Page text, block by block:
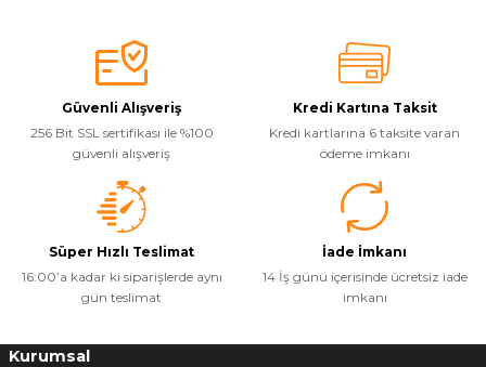
Güvenli Alışveriş
256 Bit SSL sertifikası ile %100
güvenli alışveriş
Kredi Kartına Taksit
Kredi kartlarına 6 taksite varan
ödeme imkanı
Süper Hızlı Teslimat
16:00’a kadar ki siparişlerde aynı
gün teslimat
İade İmkanı
14 İş günü içerisinde ücretsiz iade
imkanı
Kurumsal